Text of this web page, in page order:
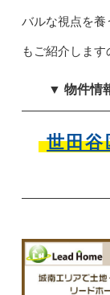
バルな視点を養
もご紹介します
▼ 物件情
世田